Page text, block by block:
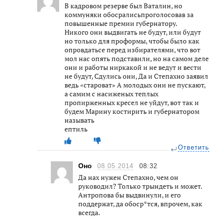
В кадровом резерве был Ваталин, но
коммуняки обосралисьпроголосовав за
повышенные премии губернатору.
Никого они выдвигать не будут, или будут
но только для проформы, чтобы было как
опровдатьсе перед избирателями, что вот
мол нас опять подставили, но на самом деле
они и работы ниркакой и не ведут и вести
не будут, Сдулись они, Да и Степахно заявил
ведь «староват» А молодых они не пускают,
а самим с насиженых теплых
пропирженных кресел не уйдут, вот так и
будем Марину костирить и губернатором
называть
ептиль
Ответить
Оно 08.05.2014 08:32
Да нах нужен Степахно, чем он
руководил? Только трындеть и может.
Антропова бы выдвинули, и его
поддержат, да обоср*тся, впрочем, как
всегда.